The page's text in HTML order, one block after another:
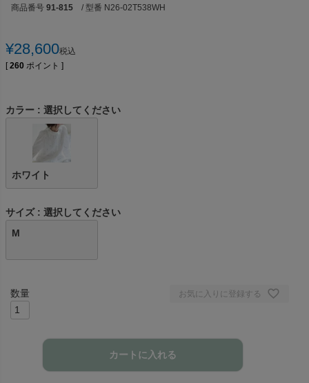
商品番号 91-815 / 型番 N26-02T538WH
¥28,600税込
[ 260 ポイント ]
カラー 選択してください
ホワイト
サイズ
選択してください
M
お気に入りに登録する
カートに入れる